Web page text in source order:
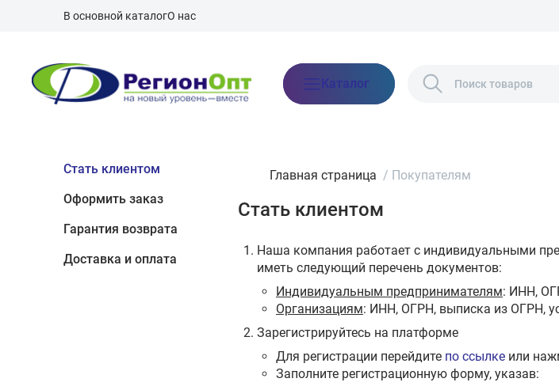
В основной каталогО нас
Каталог
Стать клиентом
Оформить заказ
Гарантия возврата
Доставка и оплата
Главная страница / Покупателям
Стать клиентом
Наша компания работает с индивидуальными
иметь следующий перечень документов:
Индивидуальным предпринимателям: ИНН,
Организациям: ИНН, ОГРН, выписка из ОГРН,
Зарегистрируйтесь на платформе
Для регистрации перейдите по ссылке или
Заполните регистрационную форму, указав: